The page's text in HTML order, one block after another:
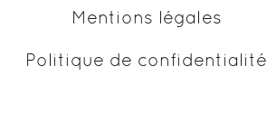
Mentions légales
Politique de confidentialité